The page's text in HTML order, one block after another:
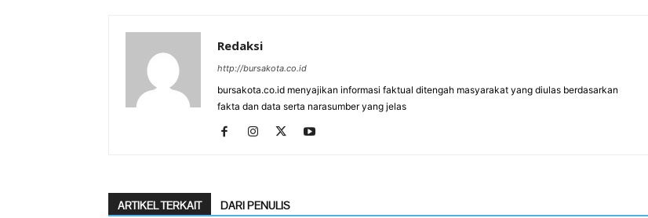
Redaksi
http://bursakota.co.id
bursakota.co.id menyajikan informasi faktual ditengah masyarakat yang diulas berdasarkan
fakta dan data serta narasumber yang jelas
ARTIKEL TERKAIT DARI PENULIS